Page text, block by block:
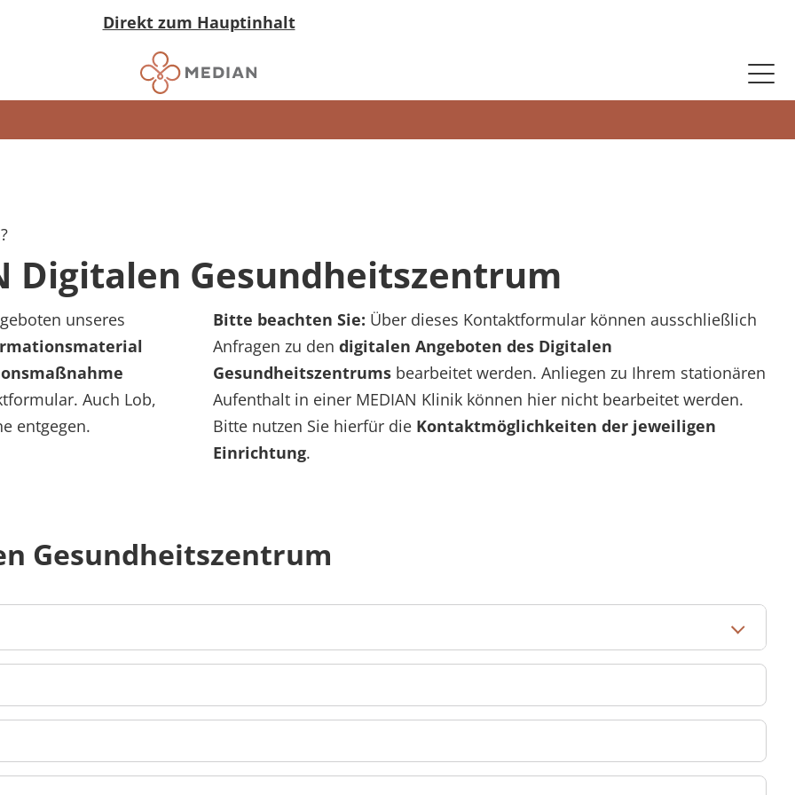
Direkt zum Hauptinhalt
Digitalen Gesundheitszentrum
unseres
Auch Lob,
entgegen.
Bitte beachten Sie: Über dieses Kontaktformular können ausschließlich
Anfragen zu den digitalen Angeboten des Digitalen
Gesundheitszentrumsbearbeitet werden. Anliegen zu Ihrem stationären
Aufenthalt in einer MEDIAN Klinik können hier nicht bearbeitet werden.
Bitte nutzen Sie hierfür die Kontaktmöglichkeiten der jeweiligen
Einrichtung.
Gesundheitszentrum